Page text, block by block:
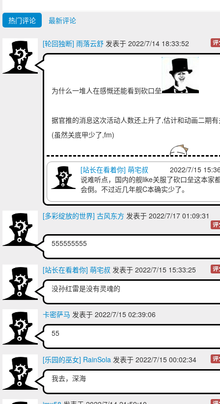
热门评论 最新评论
[轮回独断] 雨落云舒 发表于 2022/7/14 18:33:52 评
为什么一堆人在感慨还能看到砍口垒
据官推的消息这次活动人数还上升了,估计和动画二期
(虽然关底甲少了,fm)
当年田中做问卷,"舰C是生活的一部分" 2022/7/15
[站长在看着你] 萌宅叔
说难听点，国内的舰like关服了砍口垒这本家
会倒。不过近几年舰C本确实少了。
[多彩绽放的世界] 古风东方 发表于 2022/7/17 01:09:31
评
555555555
[站长在看着你] 萌宅叔 发表于 2022/7/15 15:33:25 评
没孙红雷是没有灵魂的
卡密萨马 发表于 2022/7/15 02:39:06
55
[乐园的巫女] RainSola 发表于 2022/7/15 00:02:34 评
我去，深海